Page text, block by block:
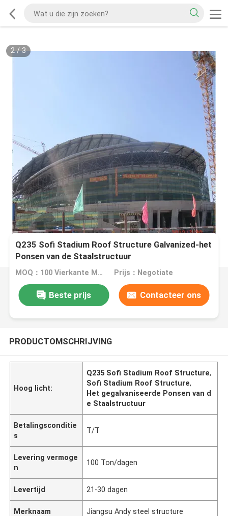
2/3
Q235 Sofi Stadium Roof Structure Galvanized-het
Ponsen van de Staalstructuur
MOQ：100 Vierkante Meters Prijs：Negotiate
Beste prijs Contacteer ons
PRODUCTOMSCHRIJVING
Hoog licht:
Q235 Sofi Stadium Roof Structure,
Sofi Stadium Roof Structure,
Het gegalvaniseerde Ponsen van d
e Staalstructuur
Betalingsconditie
s
T/T
Levering vermoge
n
100 Ton/dagen
Levertijd 21-30 dagen
Merknaam Jiangsu Andy steel structure